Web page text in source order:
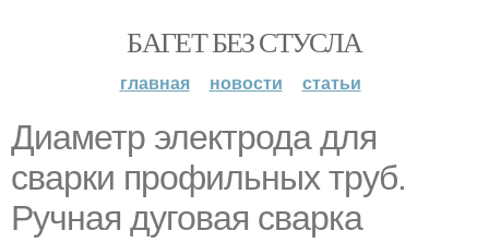
БАГЕТ БЕЗ СТУСЛА
главная новости статьи
Диаметр электрода для
сварки профильных труб.
Ручная дуговая сварка